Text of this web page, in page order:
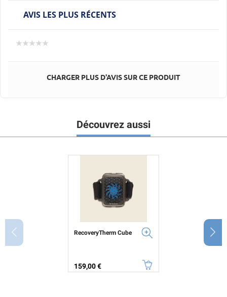
AVIS LES PLUS RÉCENTS
CHARGER PLUS D'AVIS SUR CE PRODUIT
Découvrez aussi
RecoveryTherm Cube
Prix
159,00 €